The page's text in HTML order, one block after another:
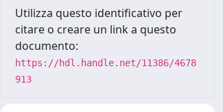
Utilizza questo identificativo per
citare o creare un link a questo
documento:
https://hdl.handle.net/11386/4678
913